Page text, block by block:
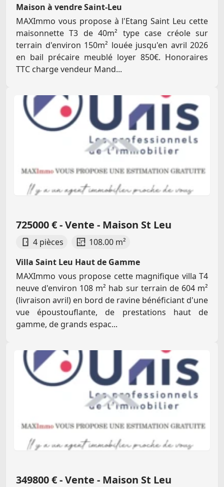
Maison à vendre Saint-Leu
MAXImmo vous propose à l'Etang Saint Leu cette
maisonnette T3 de 40m² type case créole sur
terrain d'environ 150m² louée jusqu'en avril 2026
en bail précaire meublé loyer 850€. Honoraires
TTC charge vendeur Mand...
725000 € - Vente - Maison St Leu
4 pièces
108.00 m²
Villa Saint Leu Haut de Gamme
MAXImmo vous propose cette magnifique villa T4
neuve d'environ 108 m² hab sur terrain de 604 m²
(livraison avril) en bord de ravine bénéficiant d'une
vue époustouflante, de prestations haut de
gamme, de grands espac...
349800 € - Vente - Maison St Leu